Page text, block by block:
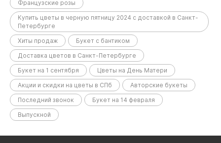
Французские розы
Купить цветы в черную пятницу 2024 с доставкой в Санкт-
Петербурге
Хиты продаж
Букет с бантиком
Доставка цветов в Санкт-Петербурге
Букет на 1 сентября
Цветы на День Матери
Акции и скидки на цветы в СПб
Авторские букеты
Последний звонок
Букет на 14 февраля
Выпускной